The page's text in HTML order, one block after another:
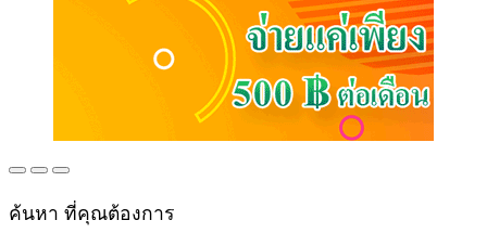
ค้นหา ที่คุณต้องการ